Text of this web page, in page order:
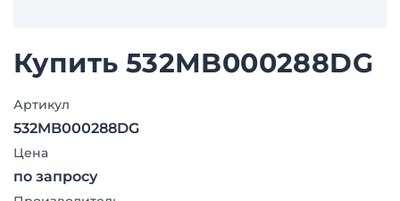
Купить 532MB000288DG
Артикул
532MB000288DG
Цена
по запросу